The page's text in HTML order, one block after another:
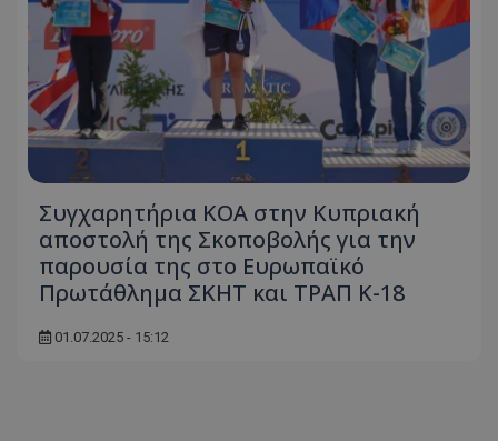
Συγχαρητήρια ΚΟΑ στην Κυπριακή
αποστολή της Σκοποβολής για την
παρουσία της στο Ευρωπαϊκό
Πρωτάθλημα ΣΚΗΤ και ΤΡΑΠ Κ-18
01.07.2025 - 15:12